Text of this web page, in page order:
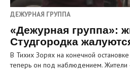
ДЕЖУРНАЯ ГРУППА
«Дежурная группа»:
Студгородка
В Тихих Зорях на конечной
теперь он под наблюдением.